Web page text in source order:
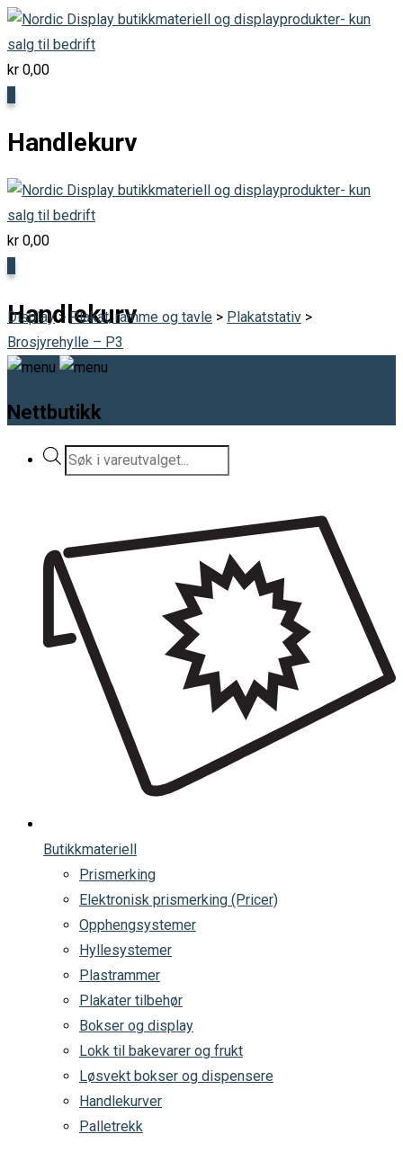
Skip
to
content
kr 0,00
Handlekurv
kr 0,00
Handlekurv
Display> Plakat, ramme og tavle > Plakatstativ >
Brosjyrehylle – P3
Nettbutikk
Products
search
Butikkmateriell
Prismerking
Elektronisk prismerking (Pricer)
Opphengsystemer
Hyllesystemer
Plastrammer
Plakater tilbehør
Bokser og display
Lokk til bakevarer og frukt
Løsvekt bokser og dispensere
Handlekurver
Palletrekk